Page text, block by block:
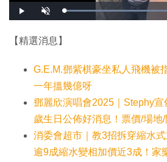
播
放
開
啟
載
入
0
0
【精選消息】
G.E.M.鄧紫棋豪坐私人飛機被
一年搵幾億呀
鄧麗欣演唱會2025｜Stephy
歲生日公佈好消息！票價/場地
消委會超市｜教3招拆穿縮水
逾9成縮水變相加價近3成！家